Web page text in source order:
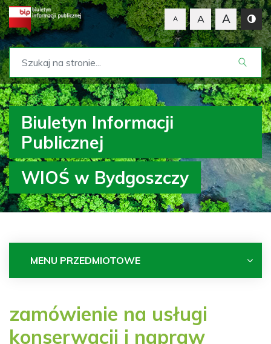
A A A
Biuletyn Informacji
Publicznej
WIOŚ w Bydgoszczy
MENU PRZEDMIOTOWE
zamówienie na usługi
konserwacji i napraw